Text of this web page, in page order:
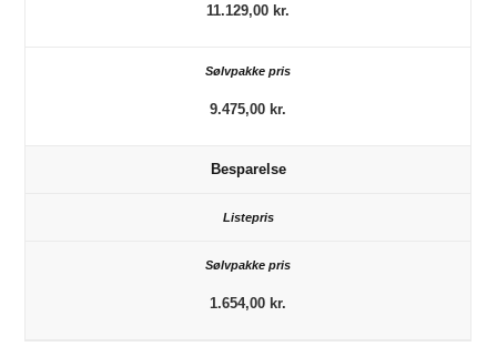
11.129,00 kr.
9.475,00 kr.
Besparelse
1.654,00 kr.